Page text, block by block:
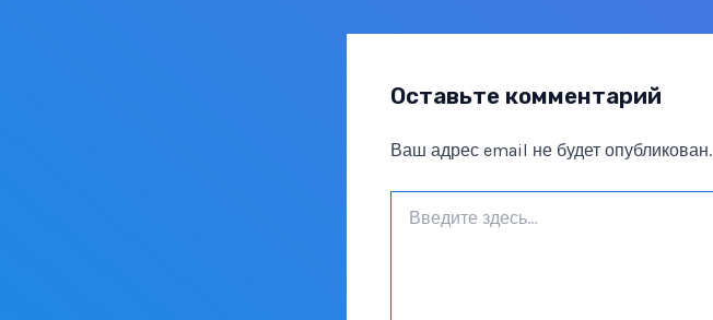
Оставьте комментарий
Ваш адрес email не будет опубликован.
здесь...